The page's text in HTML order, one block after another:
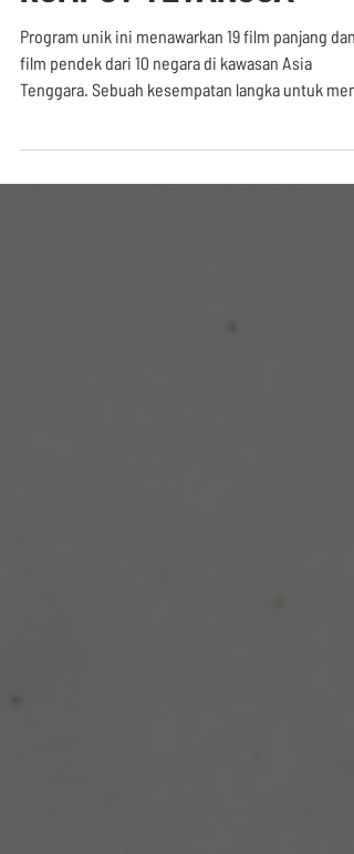
RUMPUT TETANGGA
Program unik ini menawarkan 19 film panjang dan
film pendek dari 10 negara di kawasan Asia